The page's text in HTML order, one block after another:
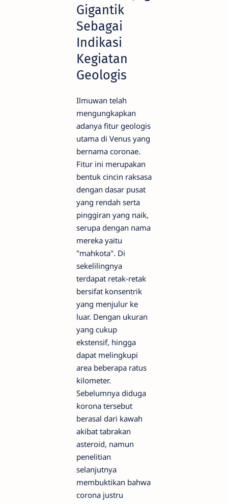
Gigantik
Sebagai
Indikasi
Kegiatan
Geologis
Ilmuwan telah
mengungkapkan
adanya fitur geologis
utama di Venus yang
bernama coronae.
Fitur ini merupakan
bentuk cincin raksasa
dengan dasar pusat
yang rendah serta
pinggiran yang naik,
serupa dengan nama
mereka yaitu
"mahkota". Di
sekelilingnya
terdapat retak-retak
bersifat konsentrik
yang menjulur ke
luar. Dengan ukuran
yang cukup
ekstensif, hingga
dapat melingkupi
area beberapa ratus
kilometer.
Sebelumnya diduga
korona tersebut
berasal dari kawah
akibat tabrakan
asteroid, namun
penelitian
selanjutnya
membuktikan bahwa
corona justru